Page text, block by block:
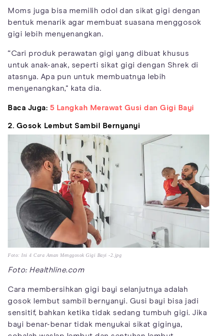
Moms juga bisa memilih odol dan sikat gigi dengan
bentuk menarik agar membuat suasana menggosok
gigi lebih menyenangkan.
“Cari produk perawatan gigi yang dibuat khusus
untuk anak-anak, seperti sikat gigi dengan Shrek di
atasnya. Apa pun untuk membuatnya lebih
menyenangkan," kata dia.
Baca Juga: 5 Langkah Merawat Gusi dan Gigi Bayi
2. Gosok Lembut Sambil Bernyanyi
Foto: Ini 4 Cara Aman Menggosok Gigi Bayi -2.jpg
Foto: Healthline.com
Cara membersihkan gigi bayi selanjutnya adalah
gosok lembut sambil bernyanyi. Gusi bayi bisa jadi
sensitif, bahkan ketika tidak sedang tumbuh gigi. Jika
bayi benar-benar tidak menyukai sikat giginya,